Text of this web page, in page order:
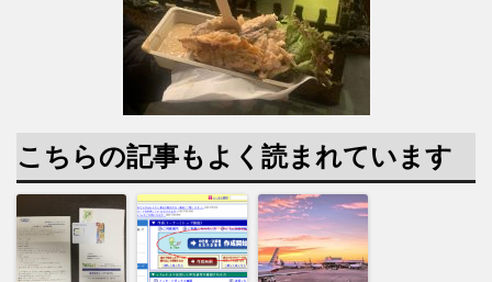
こちらの記事もよく読まれています